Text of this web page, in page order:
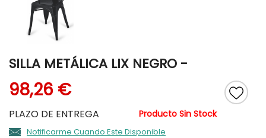
SILLA METÁLICA LIX NEGRO -
98,26 €
PLAZO DE ENTREGA Producto Sin Stock
Notificarme Cuando Este Disponible